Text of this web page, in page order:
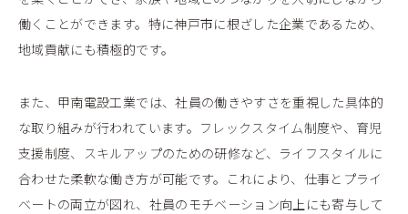
働くことができます。特に神戸市に根ざした企業であるため、
地域貢献にも積極的です。
また、甲南電設工業では、社員の働きやすさを重視した具体的
な取り組みが行われています。フレックスタイム制度や、育児
支援制度、スキルアップのための研修など、ライフスタイルに
合わせた柔軟な働き方が可能です。これにより、仕事とプライ
ベートの両立が図れ、社員のモチベーション向上にも寄与して